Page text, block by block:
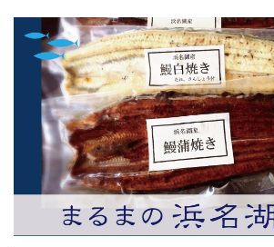
夏の贈り物...
まるましらすやのお知らせ
2026.5.13
父の日の贈り物...
まるましらすやのお知らせ
2026.4.17
生しらす、生桜えびの沖漬け...
まるましらすやのお知らせ
2026.3.21
しらす、桜えび新漁始まりました！！...
まるましらすやのお知らせ
2026.1.15
合格を❝しらす❞！！知らせよう！...